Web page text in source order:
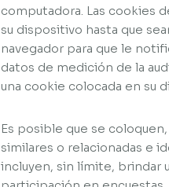
computadora. Las cookies
su dispositivo hasta que
navegador para que le
datos de medición de la
una cookie colocada en su
Es posible que se
similares o relacionadas e
incluyen, sin límite, brindar